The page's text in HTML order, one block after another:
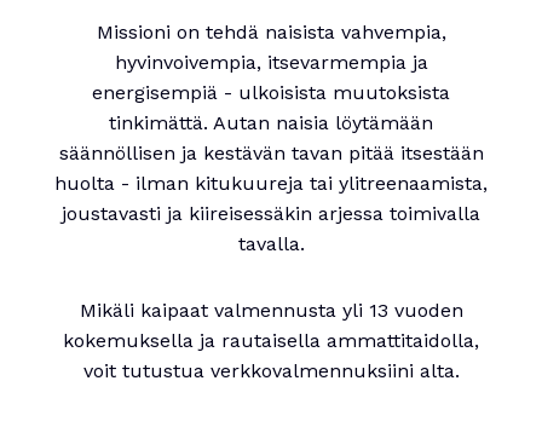
Missioni on tehdä naisista vahvempia,
hyvinvoivempia, itsevarmempia ja
energisempiä - ulkoisista muutoksista
tinkimättä. Autan naisia löytämään
säännöllisen ja kestävän tavan pitää itsestään
huolta - ilman kitukuureja tai ylitreenaamista,
joustavasti ja kiireisessäkin arjessa toimivalla
tavalla.
Mikäli kaipaat valmennusta yli 13 vuoden
kokemuksella ja rautaisella ammattitaidolla,
voit tutustua verkkovalmennuksiini alta.